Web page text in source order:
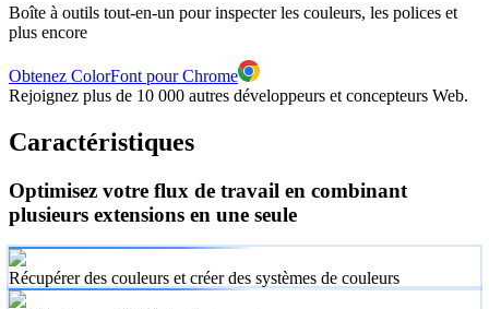
Boîte à outils tout-en-un pour inspecter les couleurs, les polices et
plus encore
Obtenez ColorFont pour Chrome
Rejoignez plus de 10 000 autres développeurs et concepteurs Web.
Caractéristiques
Optimisez votre flux de travail en combinant
plusieurs extensions en une seule
Récupérer des couleurs et créer des systèmes de couleurs